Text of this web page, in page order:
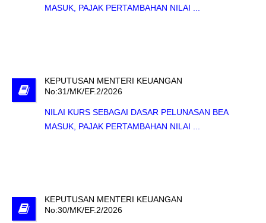
MASUK, PAJAK PERTAMBAHAN NILAI ...
KEPUTUSAN MENTERI KEUANGAN
No:31/MK/EF.2/2026
NILAI KURS SEBAGAI DASAR PELUNASAN BEA
MASUK, PAJAK PERTAMBAHAN NILAI ...
KEPUTUSAN MENTERI KEUANGAN
No:30/MK/EF.2/2026